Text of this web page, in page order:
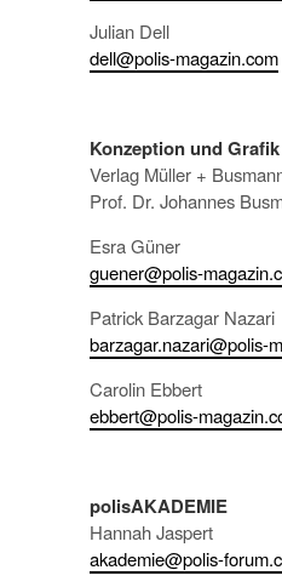
Julian Dell
dell@polis-magazin.com
Konzeption und Grafik
Verlag Müller +
Prof. Dr. Johannes
Esra Güner
guener@polis-
Patrick Barzagar Nazari
barzagar.nazari@polis-
Carolin Ebbert
ebbert@polis-
polisAKADEMIE
Hannah Jaspert
akademie@polis-